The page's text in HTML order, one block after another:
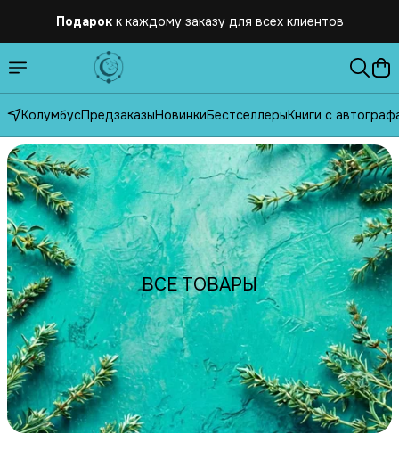
Бесплатная
КолумбусПредзаказыНовинкиБестселлерыКниги с
ВСЕ ТОВАРЫ